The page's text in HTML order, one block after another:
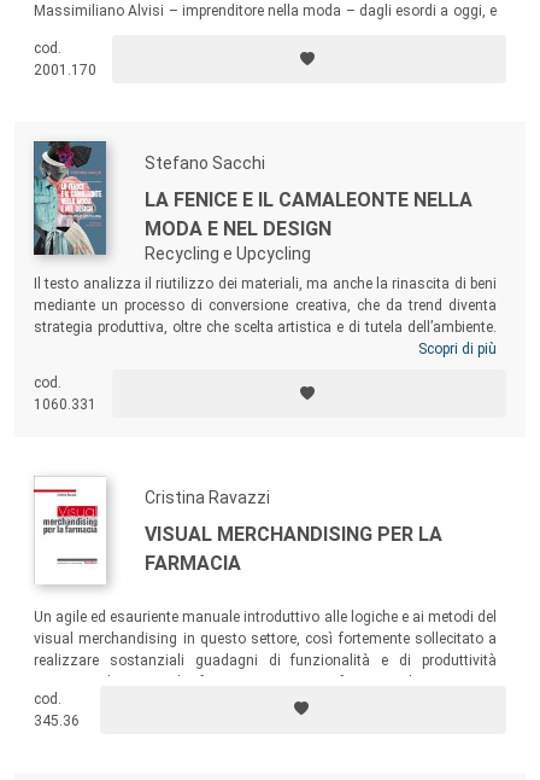
Massimiliano Alvisi – imprenditore nella moda – dagli esordi a oggi, e
dall’offline all’online per poter professionalizzare, modernizzare e
potenziare un mestiere che oggi più che mai necessita di guide e buoni
cod.
2001.170
Stefano Sacchi
LA FENICE E IL CAMALEONTE NELLA
MODA E NEL DESIGN
Recycling e Upcycling
Il testo analizza il riutilizzo dei materiali, ma anche la rinascita di beni
mediante un processo di conversione creativa, che da trend diventa
strategia produttiva, oltre che scelta artistica e di tutela dell’ambiente.
Il volume prende in considerazione le tendenze espresse dalle nuove
rispettive influenze sul ciclo di vita del prodotto e dei materiali, nonché
una serie di esempi concreti. Un libro per studenti, professionisti o
Scopri di più
cod.
1060.331
Cristina Ravazzi
VISUAL MERCHANDISING PER LA
FARMACIA
Un agile ed esauriente manuale introduttivo alle logiche e ai metodi del
visual merchandising in questo settore, così fortemente sollecitato a
realizzare sostanziali guadagni di funzionalità e di produttività
dimensione nelle diverse realtà di mercato.
cod.
345.36